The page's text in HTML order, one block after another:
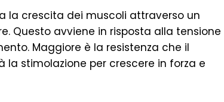
la crescita dei muscoli attraverso un
Questo avviene in risposta alla tensione
Maggiore è la resistenza che il
stimolazione per crescere in forza e